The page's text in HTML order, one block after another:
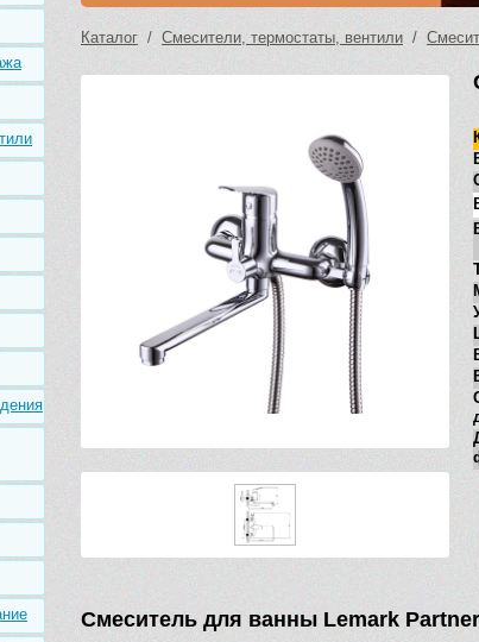
Каталог / Смесители, термостаты, вентили /
Смеситель для ванны Lemark